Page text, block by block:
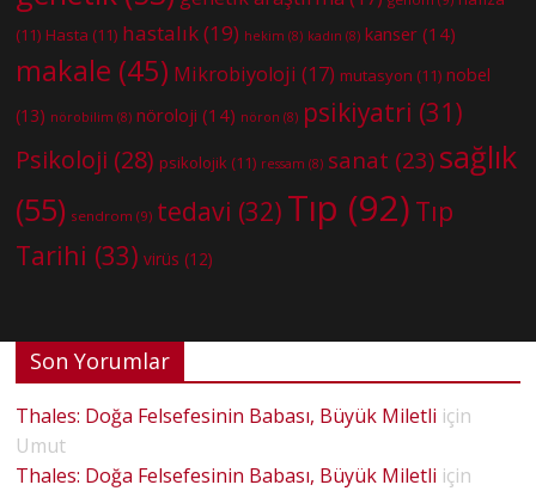
(11) Hasta (11) hastalık(19) hekim (8) kadın (8) kanser (14)
makale (45) Mikrobiyoloji (17) mutasyon (11) nobel
(13) nörobilim (8) nöroloji (14) nöron (8) psikiyatri (31)
Psikoloji (28) psikolojik (11) ressam (8) sanat (23) sağlık
(55) sendrom (9) tedavi (32) Tıp (92) Tıp
Tarihi (33) virüs (12)
Son Yorumlar
Thales: Doğa Felsefesinin Babası, Büyük Miletli için
Umut
Thales: Doğa Felsefesinin Babası, Büyük Miletli için